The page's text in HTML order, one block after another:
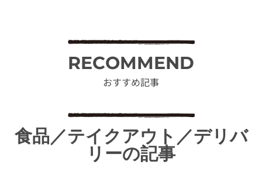
RECOMMEND
おすすめ記事
食品／テイクアウト／デリバ
リーの記事